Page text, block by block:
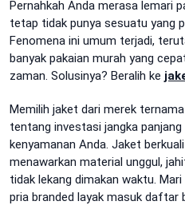
Pernahkah Anda merasa lemari
tetap tidak punya sesuatu yang
Fenomena ini umum terjadi,
banyak pakaian murah yang
zaman. Solusinya? Beralih ke
Memilih jaket dari merek
tentang investasi jangka
kenyamanan Anda. Jaket
menawarkan material unggul,
tidak lekang dimakan waktu.
pria branded layak masuk daftar